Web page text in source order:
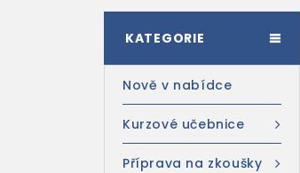
KATEGORIE
Nově v nabídce
Kurzové učebnice
Příprava na zkoušky